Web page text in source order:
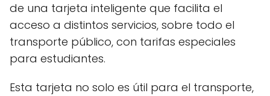
de una tarjeta inteligente que facilita el
acceso a distintos servicios, sobre todo el
transporte público, con tarifas especiales
para estudiantes.
Esta tarjeta no solo es útil para el transporte,